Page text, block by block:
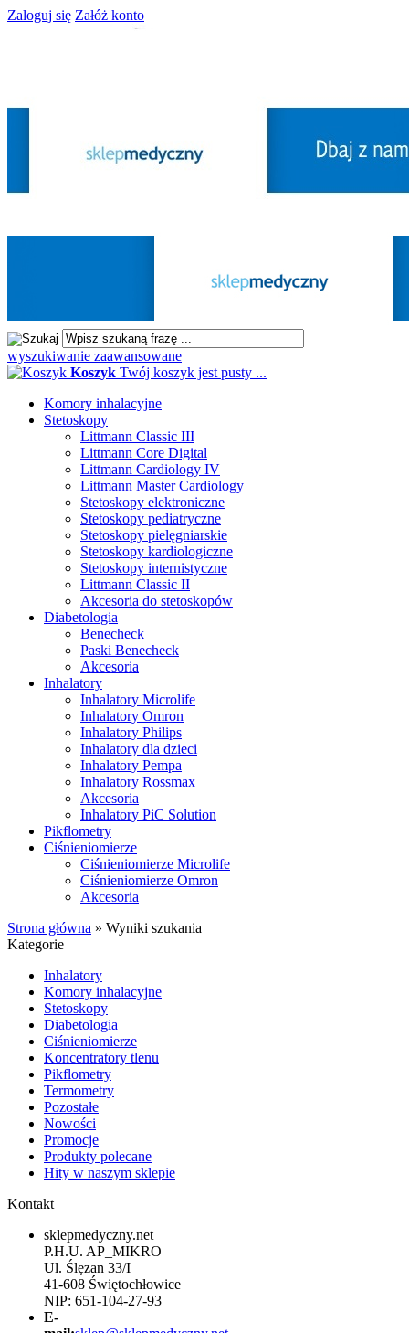
Zaloguj się Załóż konto
wyszukiwanie zaawansowane
Koszyk Twój koszyk jest pusty ...
Komory inhalacyjne
Stetoskopy
Littmann Classic III
Littmann Core Digital
Littmann Cardiology IV
Littmann Master Cardiology
Stetoskopy elektroniczne
Stetoskopy pediatryczne
Stetoskopy pielęgniarskie
Stetoskopy kardiologiczne
Stetoskopy internistyczne
Littmann Classic II
Akcesoria do stetoskopów
Diabetologia
Benecheck
Paski Benecheck
Akcesoria
Inhalatory
Inhalatory Microlife
Inhalatory Omron
Inhalatory Philips
Inhalatory dla dzieci
Inhalatory Pempa
Inhalatory Rossmax
Akcesoria
Inhalatory PiC Solution
Pikflometry
Ciśnieniomierze
Ciśnieniomierze Microlife
Ciśnieniomierze Omron
Akcesoria
Strona główna » Wyniki szukania
Kategorie
Inhalatory
Komory inhalacyjne
Stetoskopy
Diabetologia
Ciśnieniomierze
Koncentratory tlenu
Pikflometry
Termometry
Pozostałe
Nowości
Promocje
Produkty polecane
Hity w naszym sklepie
Kontakt
sklepmedyczny.net
P.H.U. AP_MIKRO
Ul. Ślęzan 33/I
41-608 Świętochłowice
NIP: 651-104-27-93
E-